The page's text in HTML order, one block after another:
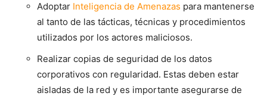
Adoptar Inteligencia de Amenazas para mantenerse
al tanto de las tácticas, técnicas y procedimientos
utilizados por los actores maliciosos.
Realizar copias de seguridad de los datos
corporativos con regularidad. Estas deben estar
aisladas de la red y es importante asegurarse de